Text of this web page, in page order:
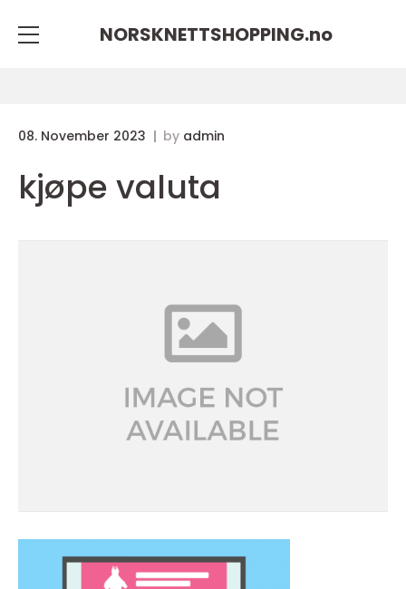
NORSKNETTSHOPPING.no
08. November 2023 by admin
kjøpe valuta